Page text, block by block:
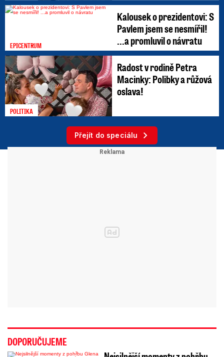
EPICENTRUM
Kalousek o prezidentovi: S
Pavlem jsem se nesmířil!
...a promluvil o návratu
POLITIKA
Radost v rodině Petra
Macinky: Polibky a růžová
oslava!
Přejít do speciálu
DOPORUČUJEME